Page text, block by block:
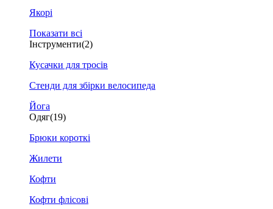
Якорі
Показати всі
Інструменти(2)
Кусачки для тросів
Стенди для збірки велосипеда
Йога
Одяг(19)
Брюки короткі
Жилети
Кофти
Кофти флісові